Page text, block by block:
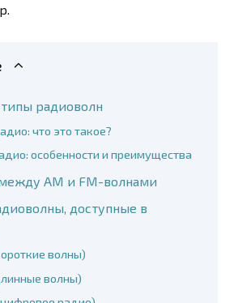
радиоволн
что это такое?
особенности и преимущества
AM и FM-волнами
доступные в
волны)
волны)